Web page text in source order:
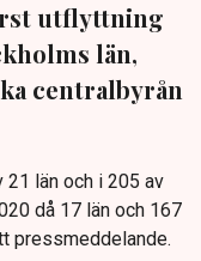
utflyttning
län,
centralbyrån
21 län och i 205 av
då 17 län och 167
pressmeddelande.